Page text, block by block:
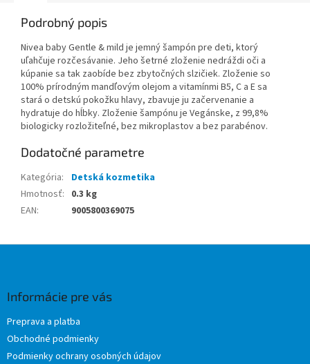
Podrobný popis
Nivea baby Gentle & mild je jemný šampón pre deti, ktorý
uľahčuje rozčesávanie. Jeho šetrné zloženie nedráždi oči a
kúpanie sa tak zaobíde bez zbytočných slzičiek. Zloženie so
100% prírodným mandľovým olejom a vitamínmi B5, C a E sa
stará o detskú pokožku hlavy, zbavuje ju začervenanie a
hydratuje do hĺbky. Zloženie šampónu je Vegánske, z 99,8%
biologicky rozložiteľné, bez mikroplastov a bez parabénov.
Dodatočné parametre
Kategória:
Detská kozmetika
Hmotnosť: 0.3 kg
EAN: 9005800369075
Informácie pre vás
Preprava a platba
Obchodné podmienky
Podmienky ochrany osobných údajov